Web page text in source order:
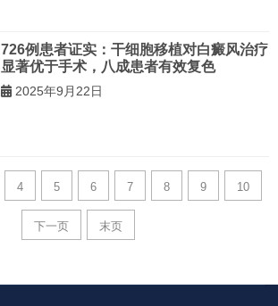
726例患者证实：干细胞移植对白癜风治疗
显著优于手术，八成患者有效复色
2025年9月22日
4 5 6 7 8 9 10
下一页 末页